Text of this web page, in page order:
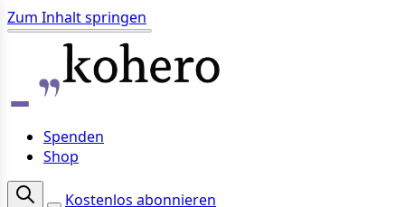
Zum Inhalt springen
Spenden
Shop
Kostenlos abonnieren